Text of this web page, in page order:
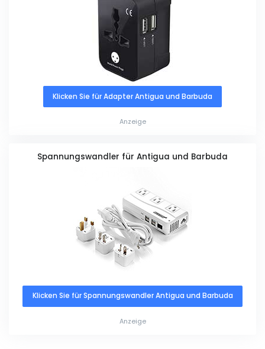
Klicken Sie für Adapter Antigua und Barbuda
Anzeige
Spannungswandler für Antigua und Barbuda
Klicken Sie für Spannungswandler Antigua und Barbuda
Anzeige